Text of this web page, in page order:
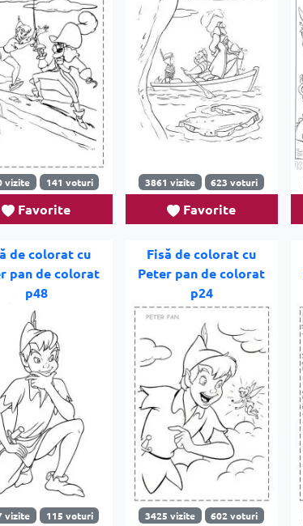
vizite 141 voturi
Favorite
3861 vizite 623 voturi
Favorite
de colorat cu
pan de colorat
p48
vizite 115 voturi
Fisă de colorat cu
Peter pan de colorat
p24
3425 vizite 602 voturi